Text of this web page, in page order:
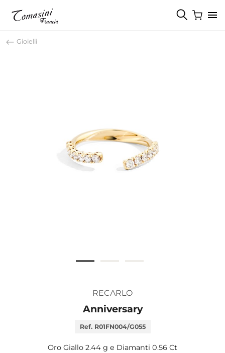
Gioielli
RECARLO
Anniversary
Ref. R01FN004/G055
Oro Giallo 2.44 g e Diamanti 0.56 Ct